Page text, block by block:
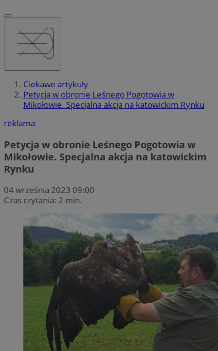
Ciekawe artykuły
Petycja w obronie Leśnego Pogotowia w
Mikołowie. Specjalna akcja na katowickim Rynku
reklama
Petycja w obronie Leśnego Pogotowia w
Mikołowie. Specjalna akcja na katowickim
Rynku
04 września 2023 09:00
Czas czytania: 2 min.